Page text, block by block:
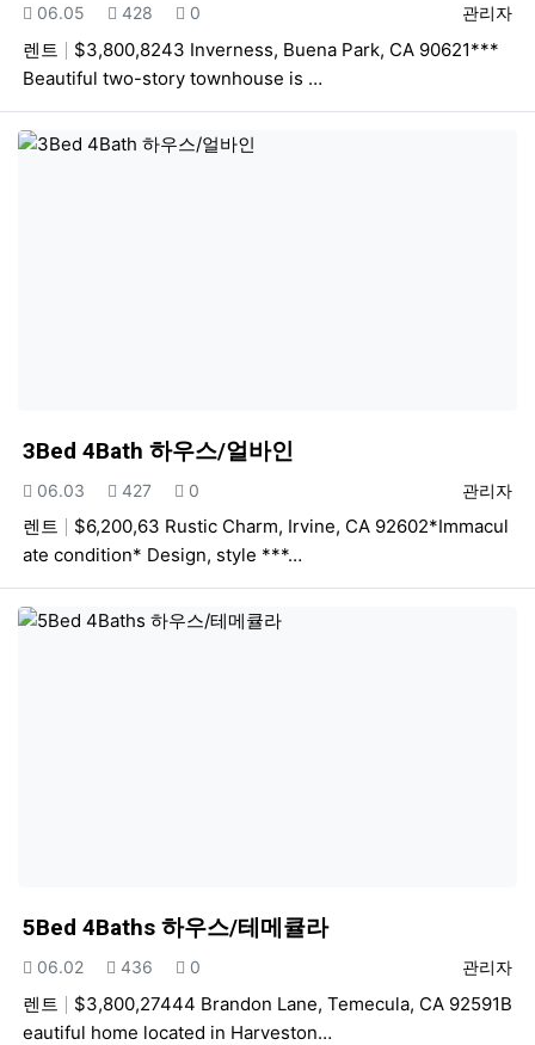
등록자
관리자
등록일
06.05 조회
428 추천
0
렌트
$3,800,8243 Inverness, Buena Park, CA 90621***
Beautiful two-story townhouse is …
3Bed 4Bath 하우스/얼바인
등록자
관리자
등록일
06.03 조회
427 추천
0
렌트
$6,200,63 Rustic Charm, Irvine, CA 92602*Immacul
ate condition* Design, style ***…
5Bed 4Baths 하우스/테메큘라
등록자
관리자
등록일
06.02 조회
436 추천
0
렌트
$3,800,27444 Brandon Lane, Temecula, CA 92591B
eautiful home located in Harveston…